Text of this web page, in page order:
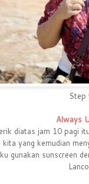
Step
Always
diatas jam 10 pagi
yang kemudian
gunakan sunscreen